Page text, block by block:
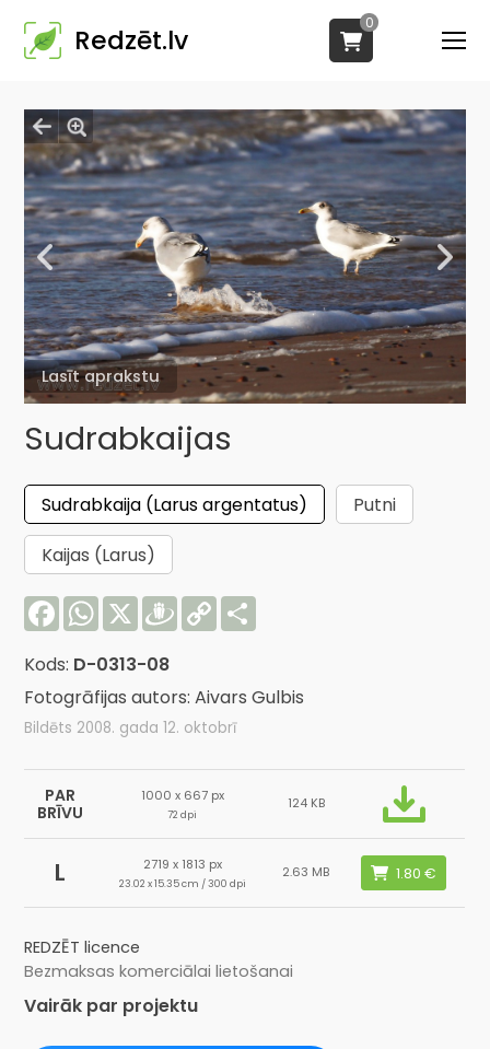
Redzēt.lv
0
Lasīt aprakstu
Sudrabkaijas
Sudrabkaija (Larus argentatus)
Putni
Kaijas (Larus)
FacebookWhatsApp
X Draugiem
Copy
Link
Kods: D-0313-08
Fotogrāfijas autors: Aivars Gulbis
Bildēts 2008. gada 12. oktobrī
PAR
BRĪVU
1000 x 667 px
72 dpi
124 KB
L 2719 x 1813 px
23.02 x 15.35 cm / 300 dpi
2.63 MB
REDZĒT licence
Bezmaksas komerciālai lietošanai
Vairāk par projektu